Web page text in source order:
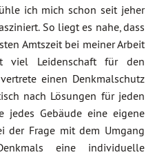
ich mich schon seit jeher
So liegt es nahe, dass
Amtszeit bei meiner Arbeit
viel Leidenschaft für den
einen Denkmalschutz
nach Lösungen für jeden
jedes Gebäude eine eigene
der Frage mit dem Umgang
eine individuelle